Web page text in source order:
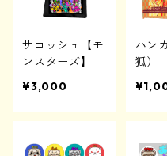
サコッシュ【モ
ンスターズ】
¥3,000
ハン
狐）